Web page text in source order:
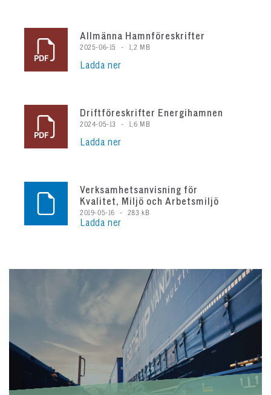
Allmänna Hamnföreskrifter
2025-06-15 1,2 MB
Ladda ner
Driftföreskrifter Energihamnen
2024-05-13 1,6 MB
Ladda ner
Verksamhetsanvisning för
Kvalitet, Miljö och Arbetsmiljö
2019-05-16 283 kB
Ladda ner